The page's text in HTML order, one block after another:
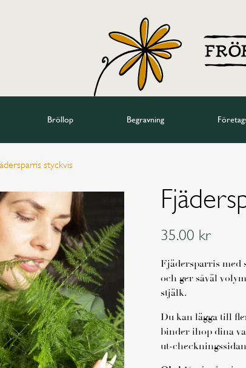
Bröllop Begravning
styckvis
35.00 kr
Fjädersparris med
och ger såväl
stjälk.
Du kan lägga till
binder ihop dina
ut-